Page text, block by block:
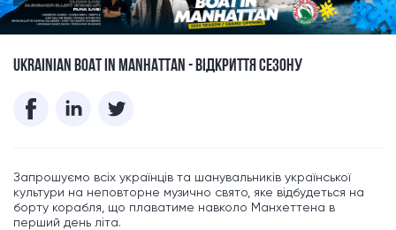
UKRAINIAN BOAT IN MANHATTAN - ВІДКРИТТЯ СЕЗОНУ
Запрошуємо всіх українців та шанувальників української
культури на неповторне музично свято, яке відбудеться на
борту корабля, що плаватиме навколо Манхеттена в
перший день літа.